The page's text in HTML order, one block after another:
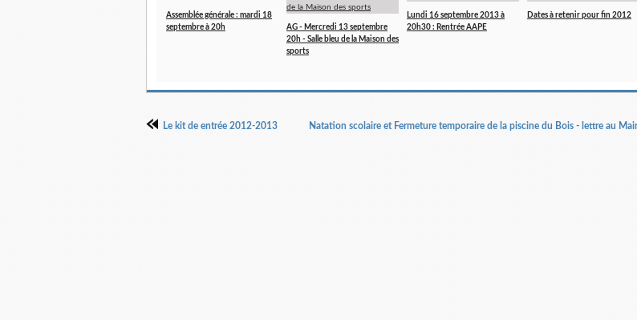
Assemblée générale : mardi 18
septembre à 20h
AG - Mercredi 13 septembre
20h - Salle bleu de la Maison des
sports
Lundi 16 septembre 2013 à
20h30 : Rentrée AAPE
Dates à retenir pour fin 2012
Le kit de entrée 2012-2013 Natation scolaire et Fermeture temporaire de la piscine du Bois - lettre au